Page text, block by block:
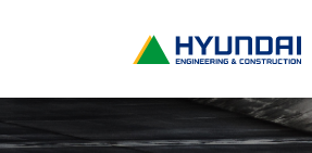
현
건
설